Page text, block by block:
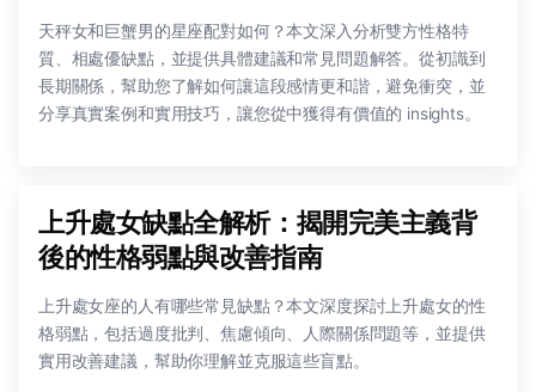
天秤女和巨蟹男的星座配對如何？本文深入分析雙方性格特
質、相處優缺點，並提供具體建議和常見問題解答。從初識到
長期關係，幫助您了解如何讓這段感情更和諧，避免衝突，並
分享真實案例和實用技巧，讓您從中獲得有價值的 insights。
上升處女缺點全解析：揭開完美主義背
後的性格弱點與改善指南
上升處女座的人有哪些常見缺點？本文深度探討上升處女的性
格弱點，包括過度批判、焦慮傾向、人際關係問題等，並提供
實用改善建議，幫助你理解並克服這些盲點。